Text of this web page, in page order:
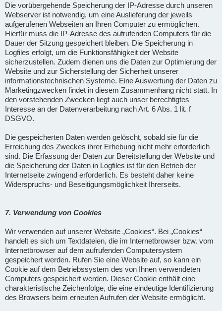
Die vorübergehende Speicherung der IP-Adresse durch unseren
Webserver ist notwendig, um eine Auslieferung der jeweils
aufgerufenen Webseiten an Ihren Computer zu ermöglichen.
Hierfür muss die IP-Adresse des aufrufenden Computers für die
Dauer der Sitzung gespeichert bleiben. Die Speicherung in
Logfiles erfolgt, um die Funktionsfähigkeit der Website
sicherzustellen. Zudem dienen uns die Daten zur Optimierung der
Website und zur Sicherstellung der Sicherheit unserer
informationstechnischen Systeme. Eine Auswertung der Daten zu
Marketingzwecken findet in diesem Zusammenhang nicht statt. In
den vorstehenden Zwecken liegt auch unser berechtigtes
Interesse an der Datenverarbeitung nach Art. 6 Abs. 1 lit. f
DSGVO.
Die gespeicherten Daten werden gelöscht, sobald sie für die
Erreichung des Zweckes ihrer Erhebung nicht mehr erforderlich
sind. Die Erfassung der Daten zur Bereitstellung der Website und
die Speicherung der Daten in Logfiles ist für den Betrieb der
Internetseite zwingend erforderlich. Es besteht daher keine
Widerspruchs- und Beseitigungsmöglichkeit Ihrerseits.
7. Verwendung von Cookies
Wir verwenden auf unserer Website „Cookies“. Bei „Cookies“
handelt es sich um Textdateien, die im Internetbrowser bzw. vom
Internetbrowser auf dem aufrufenden Computersystem
gespeichert werden. Rufen Sie eine Website auf, so kann ein
Cookie auf dem Betriebssystem des von Ihnen verwendeten
Computers gespeichert werden. Dieser Cookie enthält eine
charakteristische Zeichenfolge, die eine eindeutige Identifizierung
des Browsers beim erneuten Aufrufen der Website ermöglicht.